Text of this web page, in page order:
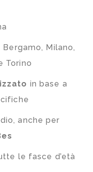
Milano,
Torino
in base a
anche per
le fasce d’età